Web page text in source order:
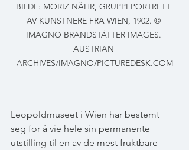
BILDE: MORIZ NÄHR, GRUPPEPORTRETT
AV KUNSTNERE FRA WIEN, 1902. ©
IMAGNO BRANDSTÄTTER IMAGES.
AUSTRIAN
ARCHIVES/IMAGNO/PICTUREDESK.COM
Leopoldmuseet i Wien har bestemt
seg for å vie hele sin permanente
utstilling til en av de mest fruktbare